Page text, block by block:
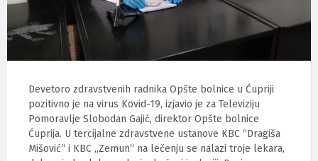
Devetoro zdravstvenih radnika Opšte bolnice u Ćupriji
pozitivno je na virus Kovid-19, izjavio je za Televiziju
Pomoravlje Slobodan Gajić, direktor Opšte bolnice
Ćuprija. U tercijalne zdravstvene ustanove KBC “Dragiša
Mišović“ i KBC „Zemun“ na lečenju se nalazi troje lekara,